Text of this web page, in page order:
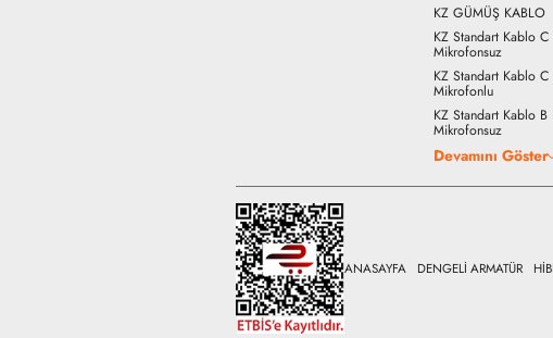
KZ GÜMÜŞ KABLO
KZ Standart Kablo C
Mikrofonsuz
KZ Standart Kablo C
Mikrofonlu
KZ Standart Kablo B
Mikrofonsuz
Devamını Göster
ANASAYFA DENGELİ ARMATÜR